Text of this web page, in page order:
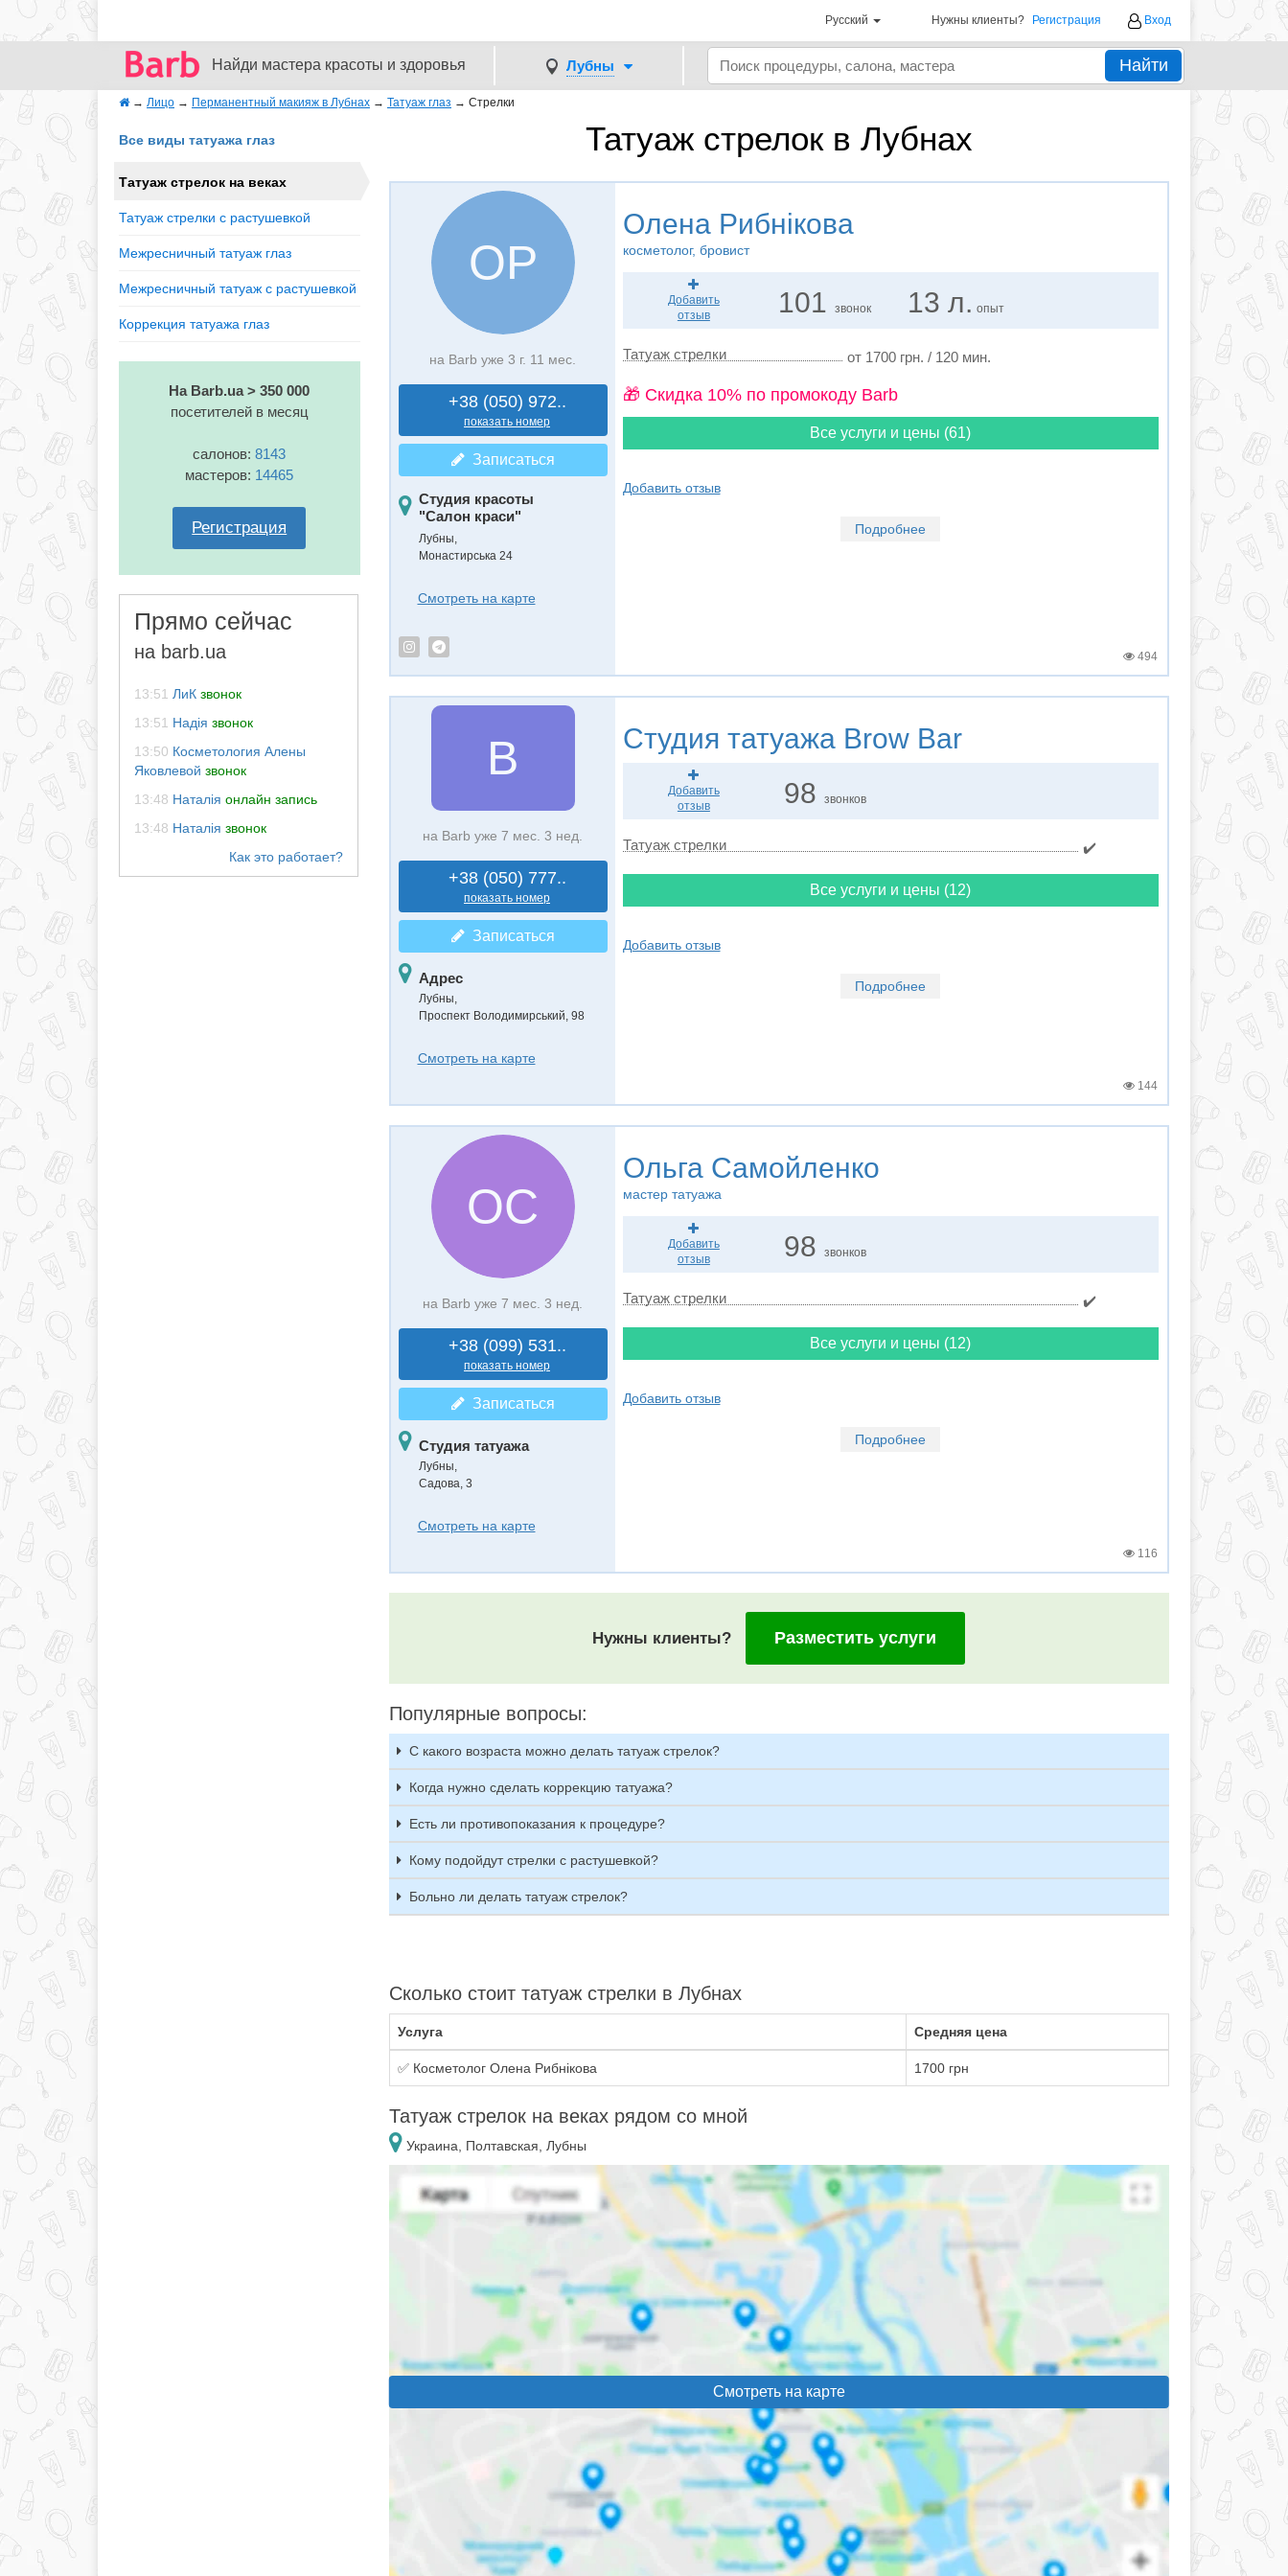
Русский Нужны клиенты? Регистрация Вход
Найди мастера красоты и здоровья Лубны Найти
→ Лицо → Перманентный макияж в Лубнах → Татуаж глаз → Стрелки
Татуаж стрелок в Лубнах
Все виды татуажа глаз
Татуаж стрелок на веках
Татуаж стрелки с растушевкой
Межресничный татуаж глаз
Межресничный татуаж с растушевкой
Коррекция татуажа глаз
На Barb.ua > 350 000
посетителей в месяц
салонов:8143
мастеров: 14465
Регистрация
Прямо сейчас
на barb.ua
13:51 ЛиК звонок
13:51 Надія звонок
13:50 Косметология Алены
Яковлевой звонок
13:48 Наталія онлайн запись
13:48 Наталія звонок
ОР
на Barb уже 3 г. 11 мес.
+38 (050) 972..
показать номер
Записаться
Студия красоты
"Салон краси"
Лубны,
Монастирська 24
Смотреть на карте
Олена Рибнікова
косметолог, бровист
Добавить
отзыв
101звонок 13 л. опыт
Татуаж стрелки от 1700 грн. / 120 мин.
🎁 Cкидка 10% по промокоду Barb
Все услуги и цены (61)
Добавить отзыв
Подробнее
494
B
на Barb уже 7 мес. 3 нед.
+38 (050) 777..
показать номер
Записаться
Адрес
Лубны,
Проспект Володимирський, 98
Смотреть на карте
Студия татуажаBrow Bar
Добавить
отзыв
98 звонков
Татуаж стрелки ✔️
Все услуги и цены (12)
Добавить отзыв
Подробнее
144
ОС
на Barb уже 7 мес. 3 нед.
+38 (099) 531..
показать номер
Записаться
Студия татуажа
Лубны,
Садова, 3
Смотреть на карте
Ольга Самойленко
мастер татуажа
Добавить
отзыв
98 звонков
Татуаж стрелки ✔️
Все услуги и цены (12)
Добавить отзыв
Подробнее
116
Нужны клиенты? Разместить услуги
Популярные вопросы:
С какого возраста можно делать татуаж стрелок?
Когда нужно сделать коррекцию татуажа?
Есть ли противопоказания к процедуре?
Кому подойдут стрелки с растушевкой?
Больно ли делать татуаж стрелок?
Сколько стоит татуаж стрелки в Лубнах
Услуга Средняя цена
✅ Косметолог Олена Рибнікова 1700 грн
Татуаж стрелок на веках рядом со мной
Украина, Полтавская, Лубны
Смотреть на карте